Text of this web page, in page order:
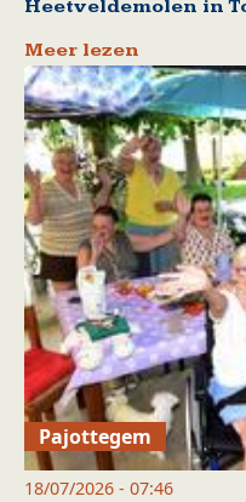
Heetveldemolen in
Meer lezen
Pajottegem
18/07/2026 - 07:46